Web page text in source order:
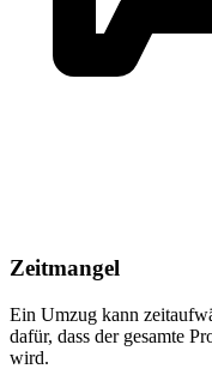
Zeitmangel
Ein Umzug kann
dafür, dass der gesamte
wird.